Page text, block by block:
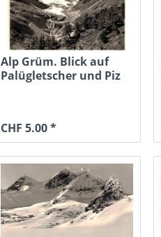
Alp Grüm. Blick auf
Palügletscher und Piz
CHF 5.00 *